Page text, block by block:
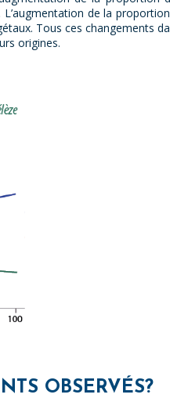
de la
Tous ces changements
origines.
OBSERVÉS?